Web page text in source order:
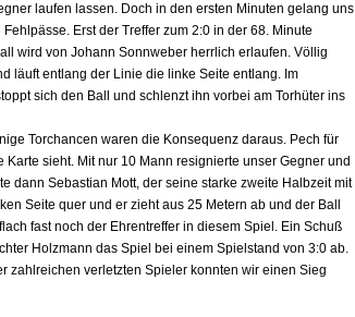
laufen lassen. Doch in den ersten Minuten gelang uns
Erst der Treffer zum 2:0 in der 68. Minute
wird von Johann Sonnweber herrlich erlaufen. Völlig
läuft entlang der Linie die linke Seite entlang. Im
sich den Ball und schlenzt ihn vorbei am Torhüter ins
Torchancen waren die Konsequenz daraus. Pech für
sieht. Mit nur 10 Mann resignierte unser Gegner und
dann Sebastian Mott, der seine starke zweite Halbzeit mit
Seite quer und er zieht aus 25 Metern ab und der Ball
fast noch der Ehrentreffer in diesem Spiel. Ein Schuß
Holzmann das Spiel bei einem Spielstand von 3:0 ab.
zahlreichen verletzten Spieler konnten wir einen Sieg